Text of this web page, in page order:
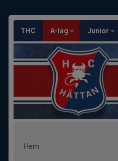
THC A-lag Junior
Hem